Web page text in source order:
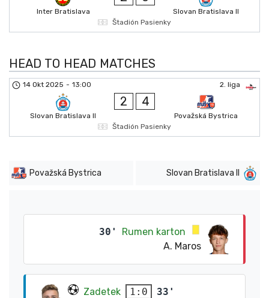
Inter Bratislava
Slovan Bratislava II
Štadión Pasienky
HEAD TO HEAD MATCHES
2. liga
14 Okt 2025 - 13:00
Slovan Bratislava II
2 4
Považská Bystrica
Štadión Pasienky
Považská Bystrica Slovan Bratislava II
30'
Rumen karton
A. Maros
Zadetek 1:0
33'